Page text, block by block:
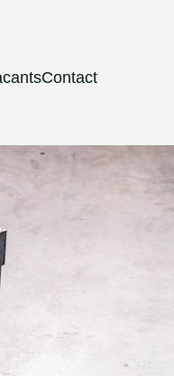
Contact